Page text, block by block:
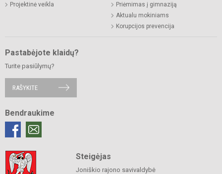
Projektinė veikla
Priėmimas į gimnaziją
Aktualu mokiniams
Korupcijos prevencija
Pastabėjote klaidų?
Turite pasiūlymų?
RAŠYKITE
Bendraukime
Steigėjas
Joniškio rajono savivaldybė